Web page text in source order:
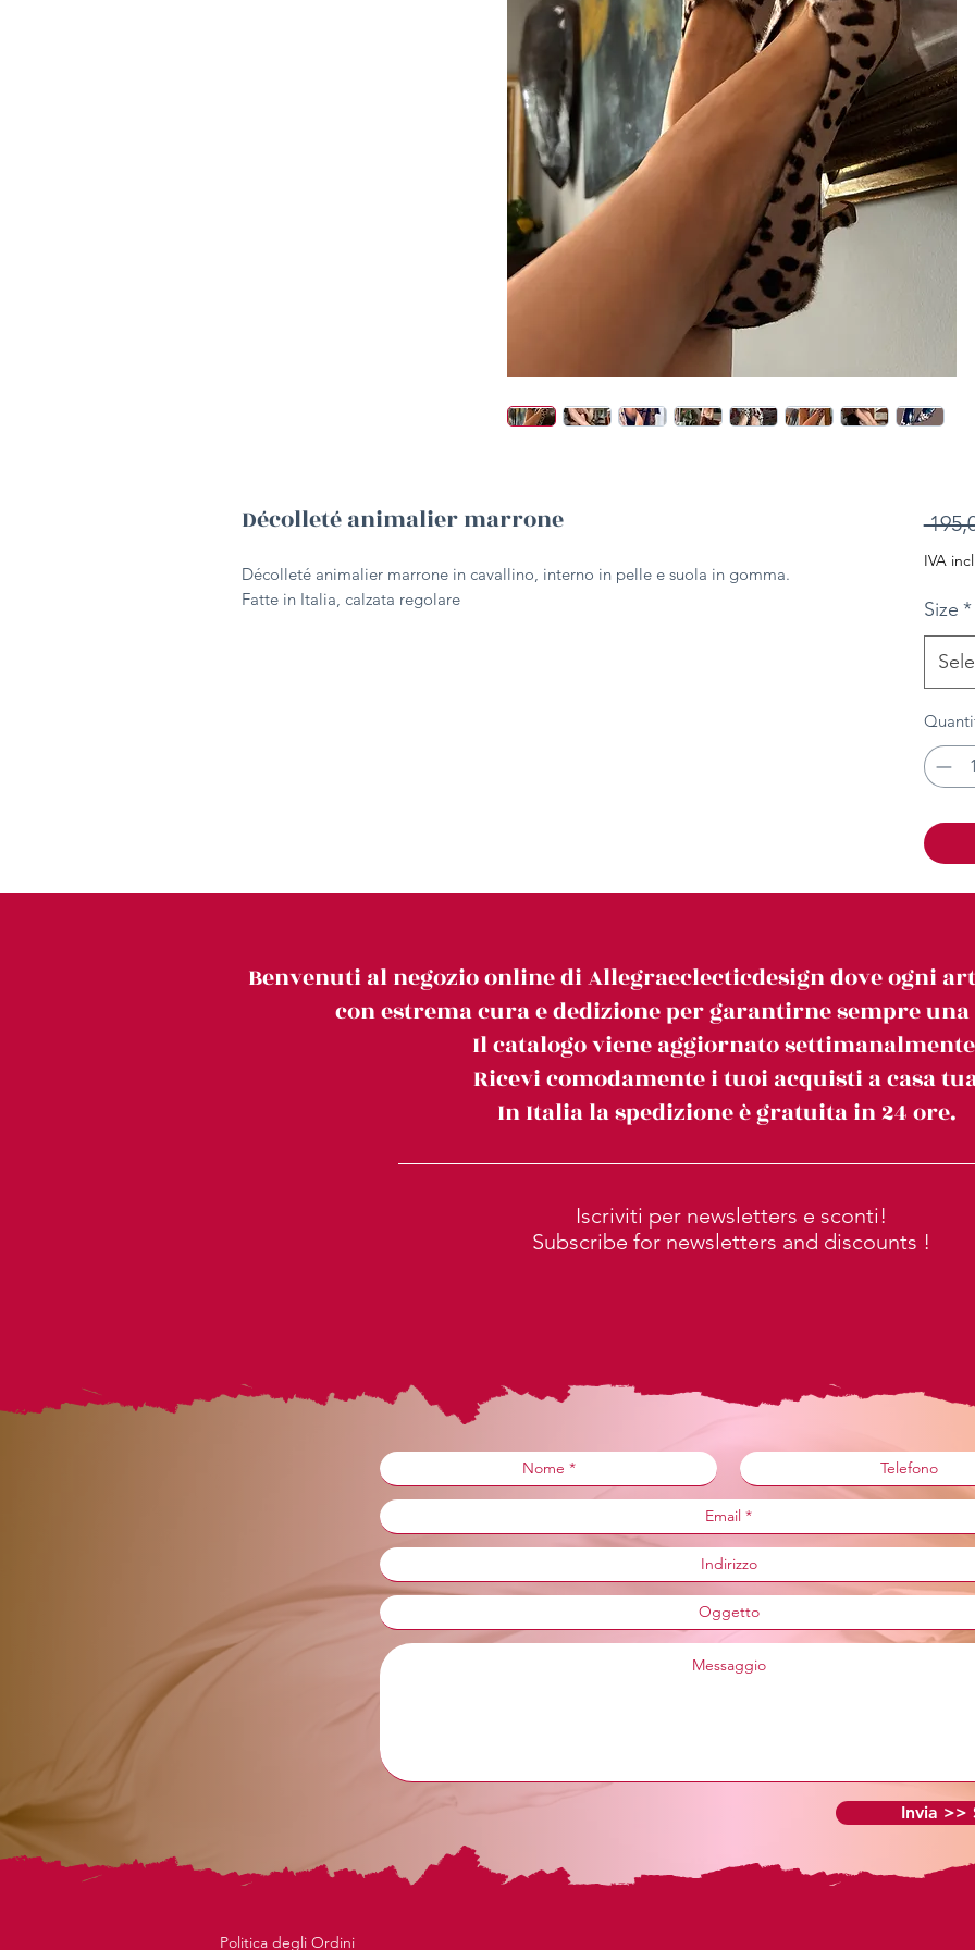
Décolleté animalier marrone
Décolleté animalier marrone in cavallino, interno in pelle e suola in gomma.
Fatte in Italia, calzata regolare
IVA
Size *
Benvenuti al negozio online di Allegraeclecticdesign dove ogni
con estrema cura e dedizione per garantirne sempre
Il catalogo viene aggiornato
Ricevi comodamente i tuoi acquisti a casa
In Italia la spedizione è gratuita in 24 ore.
Iscriviti per newsletters e sconti!
Subscribe for newsletters and discounts !
Invia >>
Politica degli Ordini